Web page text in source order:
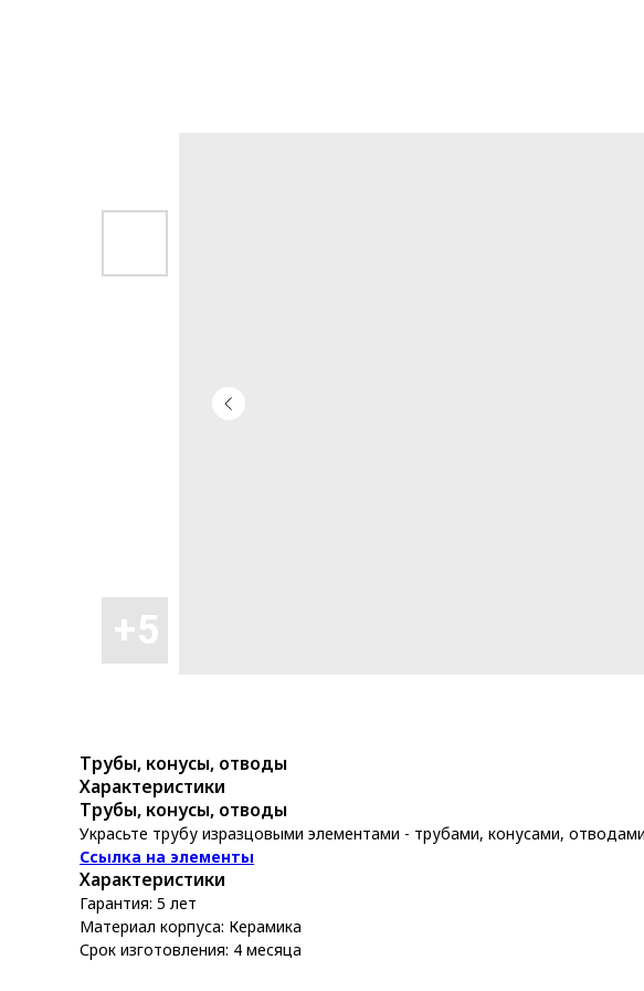
Трубы, конусы, отводы
Характеристики
Трубы, конусы, отводы
Украсьте трубу изразцовыми элементами - трубами, конусами,
Ссылка на элементы
Характеристики
Гарантия: 5 лет
Материал корпуса: Керамика
Срок изготовления: 4 месяца